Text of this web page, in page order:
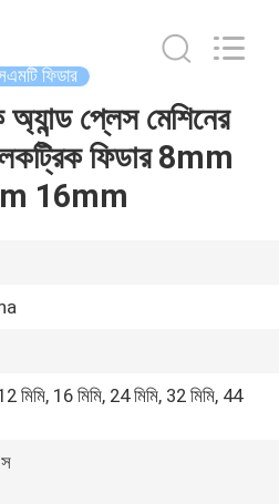
ফিডার
প্লেস মেশিনের
ফিডার 8mm
16mm
মিমি, 16 মিমি, 24 মিমি, 32 মিমি, 44